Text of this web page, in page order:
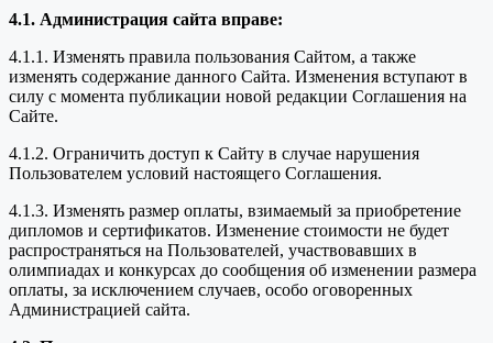
4.1. Администрация сайта вправе:
4.1.1. Изменять правила пользования Сайтом, а также
изменять содержание данного Сайта. Изменения вступают в
силу с момента публикации новой редакции Соглашения на
Сайте.
4.1.2. Ограничить доступ к Сайту в случае нарушения
Пользователем условий настоящего Соглашения.
4.1.3. Изменять размер оплаты, взимаемый за приобретение
дипломов и сертификатов. Изменение стоимости не будет
распространяться на Пользователей, участвовавших в
олимпиадах и конкурсах до сообщения об изменении размера
оплаты, за исключением случаев, особо оговоренных
Администрацией сайта.